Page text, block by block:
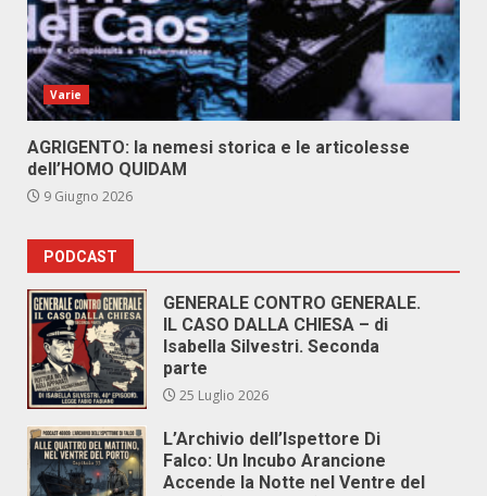
Varie
AGRIGENTO: la nemesi storica e le articolesse
dell’HOMO QUIDAM
9 Giugno 2026
PODCAST
GENERALE CONTRO GENERALE.
IL CASO DALLA CHIESA – di
Isabella Silvestri. Seconda
parte
25 Luglio 2026
L’Archivio dell’Ispettore Di
Falco: Un Incubo Arancione
Accende la Notte nel Ventre del